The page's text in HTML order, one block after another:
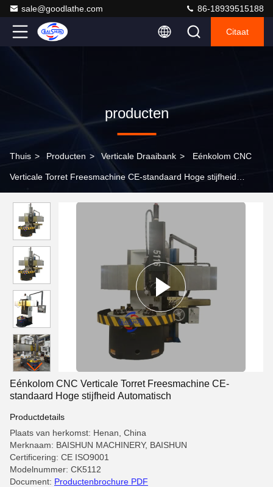
sale@goodlathe.com 86-18939515188
Citaat
producten
Thuis > Producten > Verticale Draaibank > Eénkolom CNC
Verticale Torret Freesmachine CE-standaard Hoge stijfheid
Eénkolom CNC Verticale Torret Freesmachine CE-
standaard Hoge stijfheid Automatisch
Productdetails
Plaats van herkomst: Henan, China
Merknaam: BAISHUN MACHINERY, BAISHUN
Certificering: CE ISO9001
Modelnummer: CK5112
Document: Productenbrochure PDF